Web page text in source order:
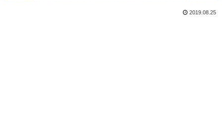
2019.08.25